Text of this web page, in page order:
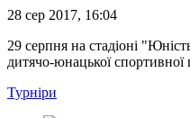
28 сер 2017, 16:04
29 серпня на стадіоні
дитячо-юнацької
Турніри